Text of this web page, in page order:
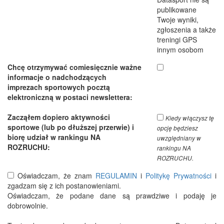
publikowane
Twoje wyniki,
zgłoszenia a także
treningi GPS
innym osobom
Chcę otrzymywać comiesięcznie ważne
informacje o nadchodzących
imprezach sportowych pocztą
elektroniczną w postaci newslettera:
Zacząłem dopiero aktywności
sportowe (lub po dłuższej przerwie) i
biorę udział w rankingu NA
ROZRUCHU:
Kiedy włączysz tę
opcję będziesz
uwzględniany w
rankingu NA
ROZRUCHU.
Oświadczam, że znam REGULAMIN i Politykę Prywatności i
zgadzam się z ich postanowieniami.
Oświadczam, że podane dane są prawdziwe i podaję je
dobrowolnie.